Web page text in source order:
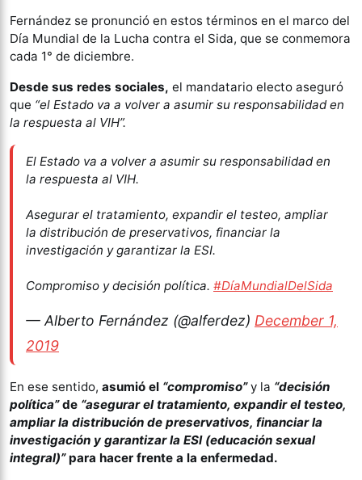
Fernández se pronunció en estos términos en el marco del
Día Mundial de la Lucha contra el Sida, que se conmemora
cada 1° de diciembre.
Desde sus redes sociales, el mandatario electo aseguró
que “el Estado va a volver a asumir su responsabilidad en
la respuesta al VIH”.
El Estado va a volver a asumir su responsabilidad en
la respuesta al VIH.
Asegurar el tratamiento, expandir el testeo, ampliar
la distribución de preservativos, financiar la
investigación y garantizar la ESI.
Compromiso y decisión política. #DíaMundialDelSida
— Alberto Fernández (@alferdez) December 1,
2019
En ese sentido, asumió el “compromiso”y la “decisión
política”de “asegurar el tratamiento, expandir el testeo,
ampliar la distribución de preservativos, financiar la
investigación y garantizar la ESI (educación sexual
integral)” para hacer frente a la enfermedad.